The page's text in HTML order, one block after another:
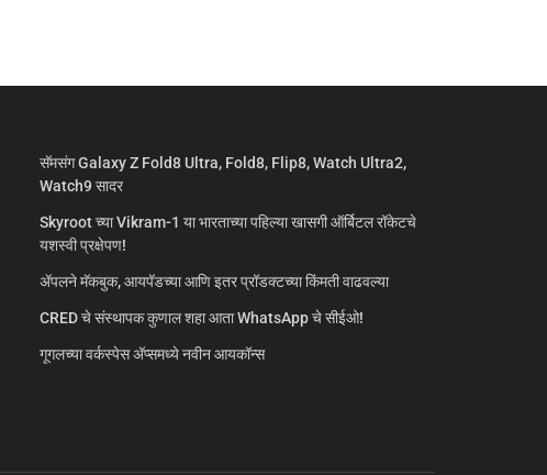
सॅमसंग Galaxy Z Fold8 Ultra, Fold8, Flip8, Watch Ultra2,
Watch9 सादर
Skyroot च्या Vikram-1 या भारताच्या पहिल्या खासगी ऑर्बिटल रॉकेटचे
यशस्वी प्रक्षेपण!
ॲपलने मॅकबुक, आयपॅडच्या आणि इतर प्रॉडक्टच्या किंमती वाढवल्या
CRED चे संस्थापक कुणाल शहा आता WhatsApp चे सीईओ!
गूगलच्या वर्कस्पेस अ‍ॅप्समध्ये नवीन आयकॉन्स